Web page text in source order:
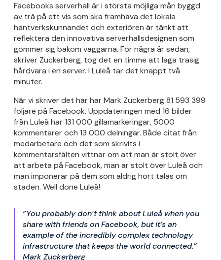
Facebooks serverhall är i största möjliga mån byggd
av trä på ett vis som ska framhäva det lokala
hantverkskunnandet och exteriören är tänkt att
reflektera den innovativa serverhallsdesignen som
gömmer sig bakom väggarna. För några år sedan,
skriver Zuckerberg, tog det en timme att laga trasig
hårdvara i en server. I Luleå tar det knappt två
minuter.
När vi skriver det här har Mark Zuckerberg 81 593 399
följare på Facebook. Uppdateringen med 16 bilder
från Luleå har 131 000 gillamarkeringar, 5000
kommentarer och 13 000 delningar. Både citat från
medarbetare och det som skrivits i
kommentarsfälten vittnar om att man är stolt över
att arbeta på Facebook, man är stolt över Luleå och
man imponerar på dem som aldrig hört talas om
staden. Well done Luleå!
”You probably don’t think about Luleå when you
share with friends on Facebook, but it’s an
example of the incredibly complex technology
infrastructure that keeps the world connected.”
Mark Zuckerberg